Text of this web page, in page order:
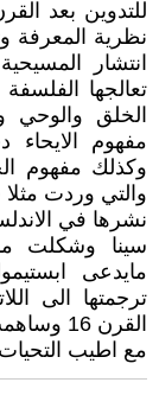
للتدوين بعد
نظرية المعرفة
انتشار
تعالجها
الخلق
مفهوم الايحاء
وكذلك مفهوم
والتي وردت
نشرها في
سينا وشكلت
مايدعى
ترجمتها الى
القرن 16 وساهمت في عصر التنوير
مع اطيب التحيات